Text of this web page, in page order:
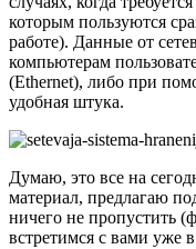
которым пользуются
работе). Данные от
компьютерам
(Ethernet), либо при
удобная штука.
Думаю, это все на
материал, предлагаю
ничего не пропустить
встретимся с вами уже